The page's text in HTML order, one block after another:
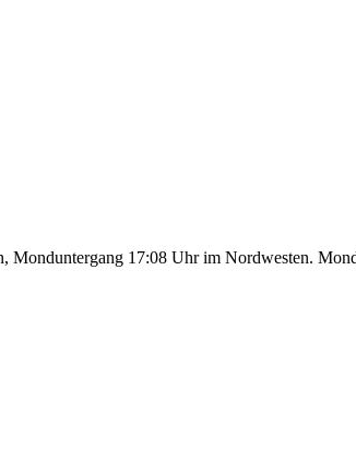
17:08 Uhr im Nordwesten.